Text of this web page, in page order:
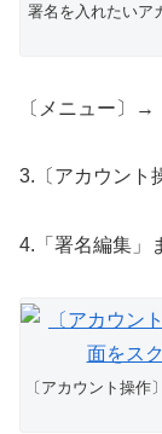
署名を入れたいア
〔メニュー〕→
3.〔アカウント
4.「署名編集」
〔アカウント操